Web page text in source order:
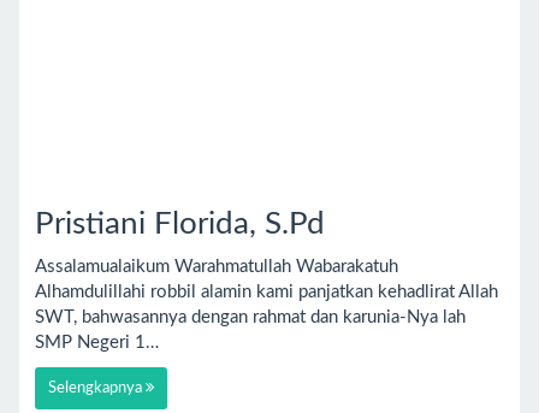
Pristiani Florida, S.Pd
Assalamualaikum Warahmatullah Wabarakatuh
Alhamdulillahi robbil alamin kami panjatkan kehadlirat Allah
SWT, bahwasannya dengan rahmat dan karunia-Nya lah
SMP Negeri 1…
Selengkapnya